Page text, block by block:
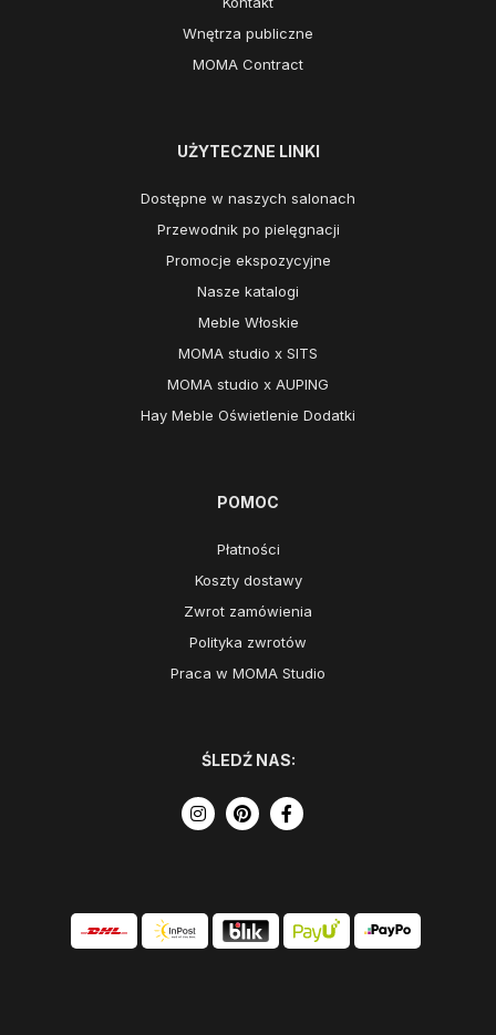
Wnętrza publiczne
MOMA Contract
UŻYTECZNE LINKI
Dostępne w naszych salonach
Przewodnik po pielęgnacji
Promocje ekspozycyjne
Nasze katalogi
Meble Włoskie
MOMA studio x SITS
MOMA studio x AUPING
Hay Meble Oświetlenie Dodatki
POMOC
Płatności
Koszty dostawy
Zwrot zamówienia
Polityka zwrotów
Praca w MOMA Studio
ŚLEDŹ NAS: